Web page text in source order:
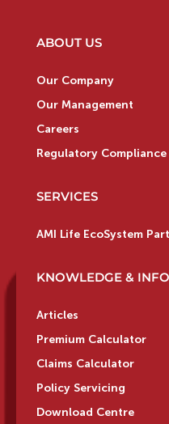
ABOUT US
Our Company
Our Management
Careers
Regulatory Compliance
SERVICES
AMI Life EcoSystem
KNOWLEDGE & INFO
Articles
Premium Calculator
Claims Calculator
Policy Servicing
Download Centre